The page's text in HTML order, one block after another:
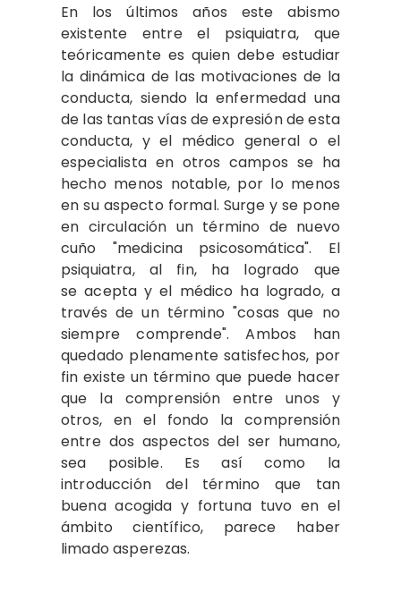
En los últimos años este abismo
existente entre el psiquiatra, que
teóricamente es quien debe estudiar
la dinámica de las motivaciones de la
conducta, siendo la enfermedad una
de las tantas vías de expresión de esta
conducta, y el médico general o el
especialista en otros campos se ha
hecho menos notable, por lo menos
en su aspecto formal. Surge y se pone
en circulación un término de nuevo
cuño "medicina psicosomática". El
psiquiatra, al fin, ha logrado que
se acepta y el médico ha logrado, a
través de un término "cosas que no
siempre comprende". Ambos han
quedado plenamente satisfechos, por
fin existe un término que puede hacer
que la comprensión entre unos y
otros, en el fondo la comprensión
entre dos aspectos del ser humano,
sea posible. Es así como la
introducción del término que tan
buena acogida y fortuna tuvo en el
ámbito científico, parece haber
limado asperezas.